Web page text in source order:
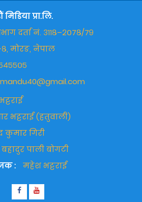
प्रा.लि.
दर्ता नं. ३११८–२०७८/७९
मोरङ, नेपाल
भट्टराई (हतुवाली)
कुमार गिरी
बहादुर पाली बोगटी
:
महेश भट्टराई
Facebook
Youtube